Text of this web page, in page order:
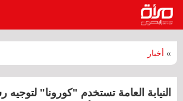
» أخبار
النيابة العامة تستخدم "كورونا" لتوجيه